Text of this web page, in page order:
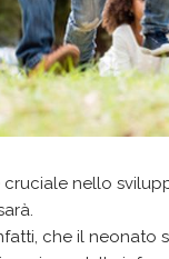
cruciale nello
che il neonato